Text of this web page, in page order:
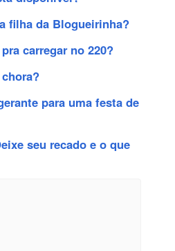
filha da Blogueirinha?
carregar no 220?
para uma festa de
seu recado e o que